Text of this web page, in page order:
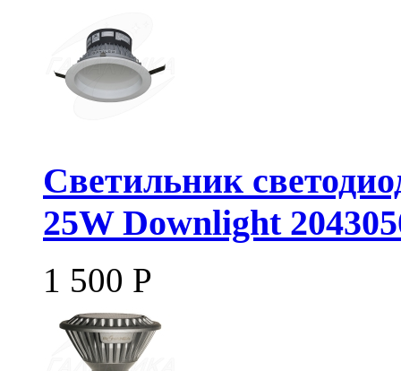
Светильник
25W Downlight
1 500 Р